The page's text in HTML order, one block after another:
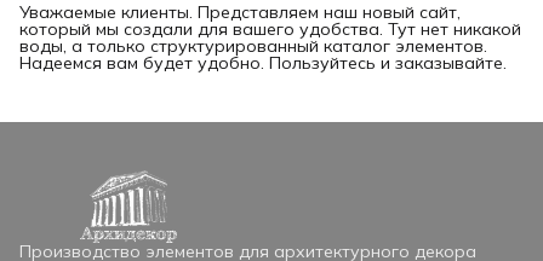
Уважаемые клиенты. Представляем наш новый сайт,
который мы создали для вашего удобства. Тут нет никакой
воды, а только структурированный каталог элементов.
Надеемся вам будет удобно. Пользуйтесь и заказывайте.
Производство элементов для архитектурного декора